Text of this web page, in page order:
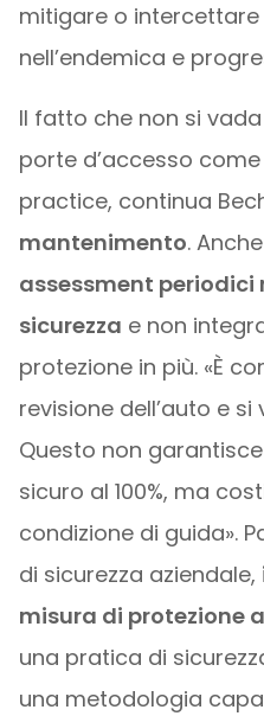
mitigare o
nell’endemica e
Il fatto che non si
porte d’accesso
practice, continua
mantenimento.
assessment periodici
sicurezza e non
protezione in più. «È
revisione dell’auto e
Questo non
sicuro al 100%, ma
condizione di guida».
di sicurezza aziendale,
misura di protezione
una pratica di
una metodologia